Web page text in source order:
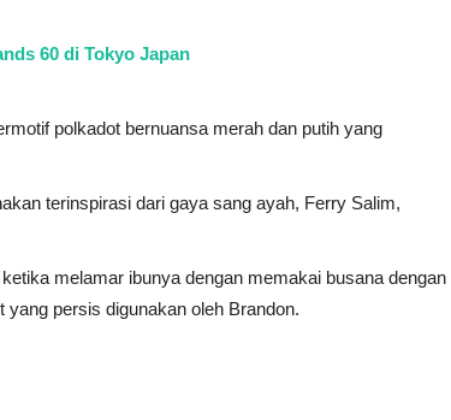
60 di Tokyo Japan
polkadot bernuansa merah dan putih yang
terinspirasi dari gaya sang ayah, Ferry Salim,
melamar ibunya dengan memakai busana dengan
persis digunakan oleh Brandon.